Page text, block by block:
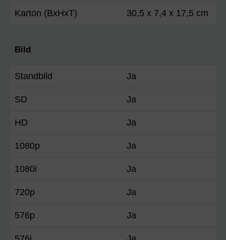
Karton (BxHxT) 30,5 x 7,4 x 17,5 cm
Bild
Standbild Ja
SD Ja
HD Ja
1080p Ja
1080i Ja
720p Ja
576p Ja